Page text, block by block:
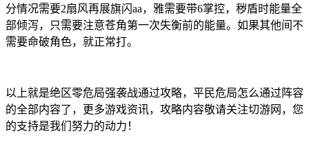
分情况需要2扇风再展旗闪aa，雅需要带6掌控，秽盾时能量全
部倾泻，只需要注意苍角第一次失衡前的能量。如果其他间不
需要命破角色，就正常打。
以上就是绝区零危局强袭战通过攻略，平民危局怎么通过阵容
的全部内容了，更多游戏资讯，攻略内容敬请关注切游网，您
的支持是我们努力的动力！